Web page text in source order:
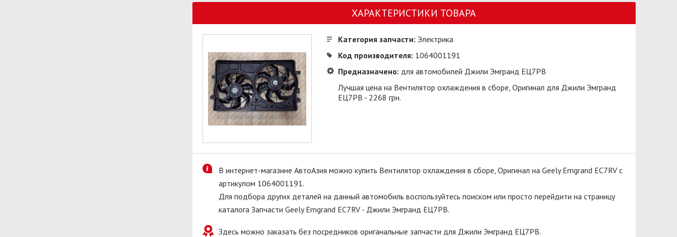
ХАРАКТЕРИСТИКИ ТОВАРА
Категория запчасти: Электрика
Код производителя: 1064001191
Предназначено: для автомобилей Джили Эмгранд ЕЦ7РВ
Лучшая цена на Вентилятор охлаждения в сборе, Оригинал для Джили Эмгранд
ЕЦ7РВ - 2268 грн.
В интернет-магазине АвтоАзия можно купить Вентилятор охлаждения в сборе, Оригинал на Geely Emgrand EC7RV с
артикулом 1064001191.
Для подбора других деталей на данный автомобиль воспользуйтесь поиском или просто перейдити на страницу
каталога Запчасти Geely Emgrand EC7RV - Джили Эмгранд ЕЦ7РВ.
Здесь можно заказать без посредников ориганальные запчасти для Джили Эмгранд ЕЦ7РВ.